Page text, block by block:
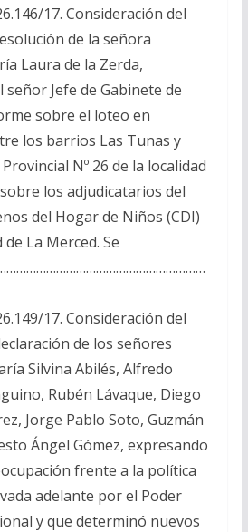
17. Consideración del
de la señora
Laura de la Zerda,
Jefe de Gabinete de
sobre el loteo en
los barrios Las Tunas y
Nº 26 de la localidad
los adjudicatarios del
del Hogar de Niños (CDI)
La Merced. Se
17. Consideración del
de los señores
Silvina Abilés, Alfredo
Rubén Lávaque, Diego
Jorge Pablo Soto, Guzmán
Ángel Gómez, expresando
frente a la política
adelante por el Poder
y que determinó nuevos